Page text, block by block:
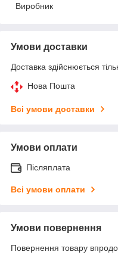
Виробник
Умови доставки
Доставка здійснюється
Нова Пошта
Всі умови доставки
Умови оплати
Післяплата
Всі умови оплати
Умови повернення
Повернення товару